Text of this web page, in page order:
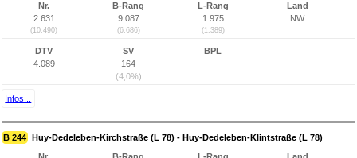
Nr.
2.631
(10.490)
B-Rang
9.087
(6.686)
L-Rang
1.975
(1.389)
Land
NW
DTV
4.089
SV
164
(4,0%)
BPL
Infos...
B 244 Huy-Dedeleben-Kirchstraße (L 78) - Huy-Dedeleben-Klintstraße (L 78)